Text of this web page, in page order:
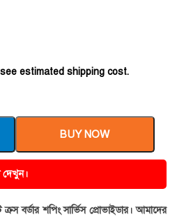
estimated shipping cost.
BUY NOW
দেখুন।
বর্ডার শপিং সার্ভিস প্রোভাইডার। আমাদের